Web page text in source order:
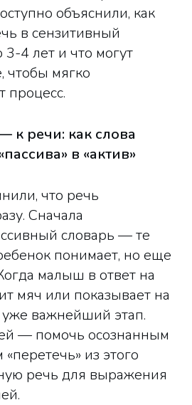
объяснили, как
в сензитивный
4 лет и что могут
чтобы мягко
процесс.
к речи: как слова
в «актив»
что речь
Сначала
словарь — те
понимает, но еще
малыш в ответ на
мяч или показывает на
важнейший этап.
— помочь осознанным
из этого
речь для выражения